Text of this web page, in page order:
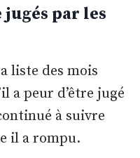
jugés par les
liste des mois
a peur d’être jugé
à suivre
il a rompu.